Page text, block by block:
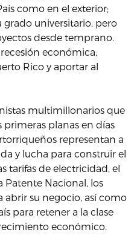
como en el exterior;
universitario, pero
desde temprano.
económica,
Rico y aportar al
multimillonarios que
planas en días
representan a
y lucha para construir el
tarifas de electricidad, el
Nacional, los
su negocio, así como
para retener a la clase
económico.